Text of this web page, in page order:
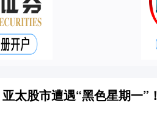
太股市遭遇“黑色星期一